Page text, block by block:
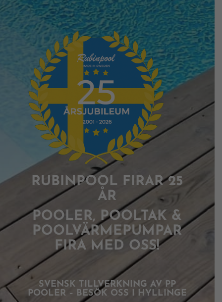
RUBINPOOL FIRAR 25
ÅR
POOLER, POOLTAK &
POOLVÄRMEPUMPAR
FIRA MED OSS!
SVENSK TILLVERKNING AV PP
POOLER – BESÖK OSS I HYLLINGE